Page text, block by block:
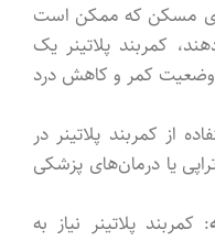
مسکن که ممکن است
کمربند پلاتینر یک
وضعیت کمر و کاهش درد
از کمربند پلاتینر در
یا درمان‌های پزشکی
: کمربند پلاتینر نیاز به